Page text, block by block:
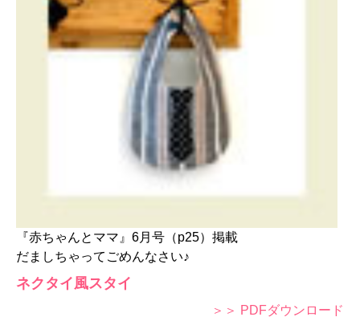
『赤ちゃんとママ』6月号（p25）掲載
だましちゃってごめんなさい♪
ネクタイ風スタイ
＞＞ PDFダウンロード